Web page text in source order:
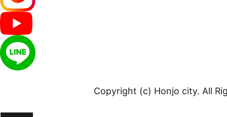
Copyright (c) Honjo city. All